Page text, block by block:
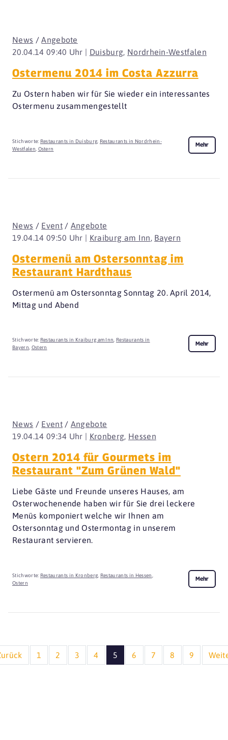
20.04.14 09:40 Uhr | Duisburg, Nordrhein-Westfalen
News /Angebote
Ostermenu 2014 im Costa Azzurra
Zu Ostern haben wir für Sie wieder ein interessantes
Ostermenu zusammengestellt
Stichworte: Restaurants in Duisburg Restaurants in Nordrhein-
Westfalen Ostern
Mehr
19.04.14 09:50 Uhr | Kraiburg am Inn, Bayern
News / Event/ Angebote
Ostermenü am Ostersonntag im
Restaurant Hardthaus
Ostermenü am Ostersonntag Sonntag 20. April 2014,
Mittag und Abend
Stichworte: Restaurants in Kraiburg am Inn, Restaurants in
Bayern, Ostern
Mehr
19.04.14 09:34 Uhr | Kronberg, Hessen
News / Event/ Angebote
Ostern 2014 für Gourmets im
Restaurant "Zum Grünen Wald"
Liebe Gäste und Freunde unseres Hauses, am
Osterwochenende haben wir für Sie drei leckere
Menüs komponiert welche wir Ihnen am
Ostersonntag und Ostermontag in unserem
Restaurant servieren.
Stichworte: Restaurants in Kronberg Restaurants in Hessen
Ostern
Mehr
1 2 3 4 5 6 7 8 9